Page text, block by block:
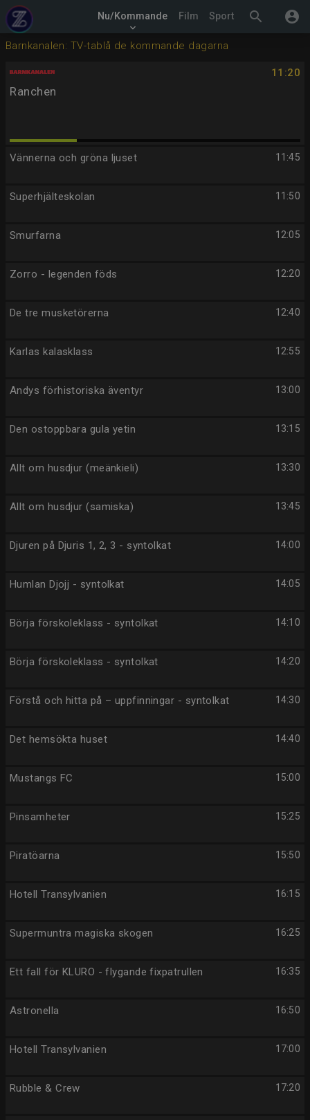
search account_circle
Nu/Kommande
keyboard_arrow_down
Film Sport
Barnkanalen: TV-tablå de kommande dagarna
11:20
Ranchen
11:45
Vännerna och gröna ljuset
11:50
Superhjälteskolan
12:05
Smurfarna
12:20
Zorro - legenden föds
12:40
De tre musketörerna
12:55
Karlas kalasklass
13:00
Andys förhistoriska äventyr
13:15
Den ostoppbara gula yetin
13:30
Allt om husdjur (meänkieli)
13:45
Allt om husdjur (samiska)
14:00
Djuren på Djuris 1, 2, 3 - syntolkat
14:05
Humlan Djojj - syntolkat
14:10
Börja förskoleklass - syntolkat
14:20
Börja förskoleklass - syntolkat
14:30
Förstå och hitta på – uppfinningar - syntolkat
14:40
Det hemsökta huset
15:00
Mustangs FC
15:25
Pinsamheter
15:50
Piratöarna
16:15
Hotell Transylvanien
16:25
Supermuntra magiska skogen
16:35
Ett fall för KLURO - flygande fixpatrullen
16:50
Astronella
17:00
Hotell Transylvanien
17:20
Rubble & Crew